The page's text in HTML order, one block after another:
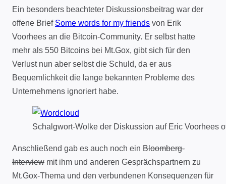
Ein besonders beachteter Diskussionsbeitrag war der
offene Brief Some words for my friends von Erik
Voorhees an die Bitcoin-Community. Er selbst hatte
mehr als 550 Bitcoins bei Mt.Gox, gibt sich für den
Verlust nun aber selbst die Schuld, da er aus
Bequemlichkeit die lange bekannten Probleme des
Unternehmens ignoriert habe.
Schalgwort-Wolke der Diskussion auf Eric Voorhees
Anschließend gab es auch noch ein Bloomberg-
Interview mit ihm und anderen Gesprächspartnern zu
Mt.Gox-Thema und den verbundenen Konsequenzen für